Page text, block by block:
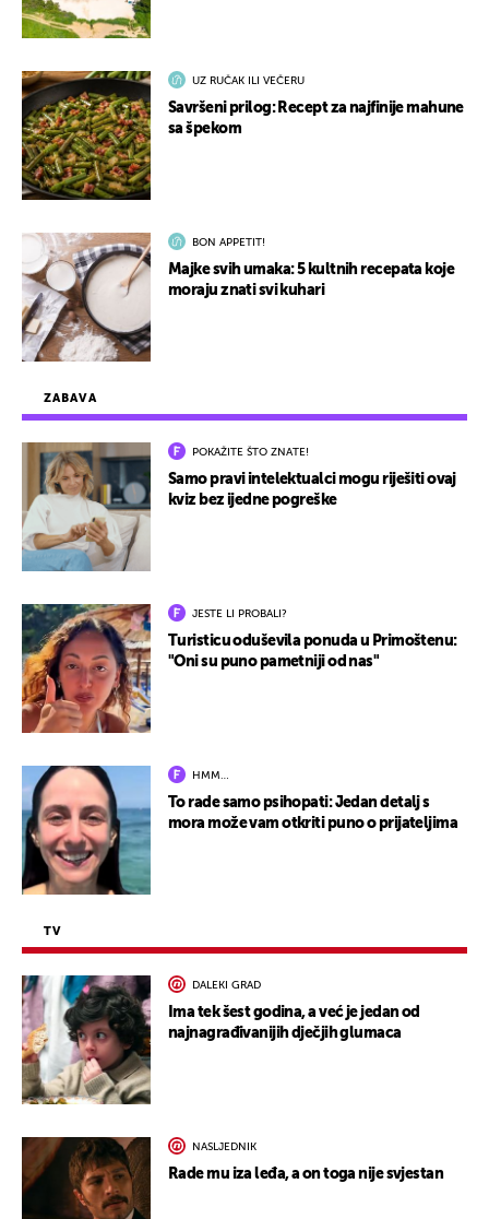
ZABAVA
POKAŽITE ŠTO ZNATE!
Samo pravi intelektualci mogu riješiti ovaj
kviz bez ijedne pogreške
JESTE LI PROBALI?
Turisticu oduševila ponuda u Primoštenu:
"Oni su puno pametniji od nas"
HMM…
To rade samo psihopati: Jedan detalj s
mora može vam otkriti puno o prijateljima
TV
DALEKI GRAD
Ima tek šest godina, a već je jedan od
najnagrađivanijih dječjih glumaca
NASLJEDNIK
Rade mu iza leđa, a on toga nije svjestan
UZ RUČAK ILI VEČERU
Savršeni prilog: Recept za najfinije mahune
sa špekom
BON APPETIT!
Majke svih umaka: 5 kultnih recepata koje
moraju znati svi kuhari